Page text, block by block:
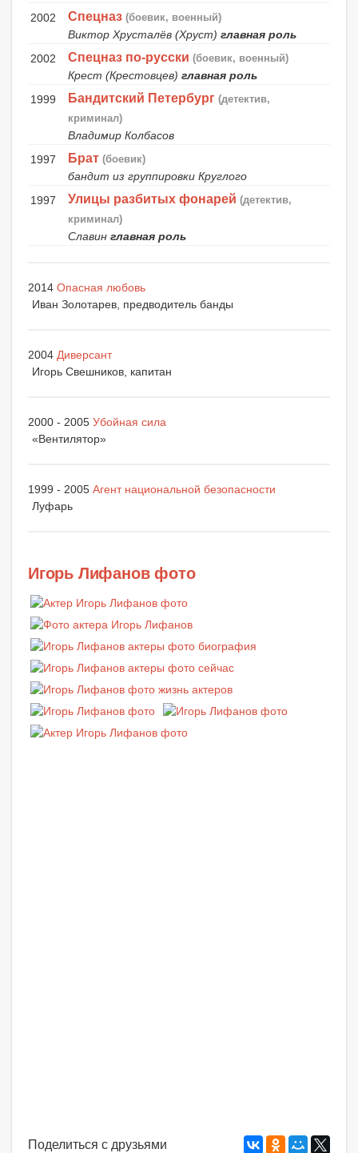
2002
Спецназ (боевик, военный)
Виктор Хрусталёв (Хруст) главная роль
2002
Спецназ по-русски (боевик, военный)
Крест (Крестовцев) главная роль
1999
Бандитский Петербург (детектив,
криминал)
Владимир Колбасов
1997
Брат (боевик)
бандит из группировки Круглого
1997
Улицы разбитых фонарей (детектив,
криминал)
Славинглавная роль
2014 Опасная любовь
Иван Золотарев, предводитель банды
2004 Диверсант
Игорь Свешников, капитан
2000 - 2005 Убойная сила
«Вентилятор»
1999 - 2005 Агент национальной безопасности
Луфарь
Игорь Лифанов фото
Поделиться с друзьями